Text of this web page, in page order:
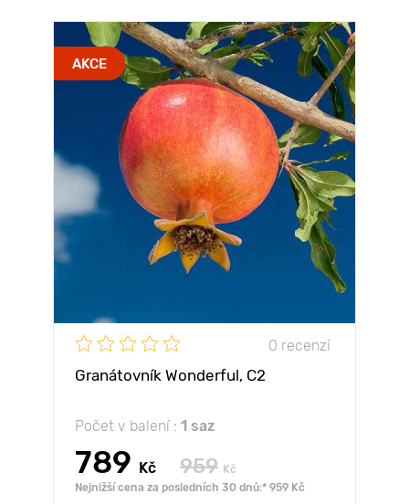
AKCE
0 recenzí
Granátovník Wonderful, С2
Počet v balení : 1 saz
789 Kč 959 Kč
Nejnižší cena za posledních 30 dnů:* 959 Kč